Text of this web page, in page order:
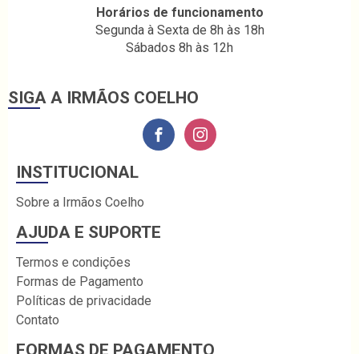
Horários de funcionamento
Segunda à Sexta de 8h às 18h
Sábados 8h às 12h
SIGA A IRMÃOS COELHO
INSTITUCIONAL
Sobre a Irmãos Coelho
AJUDA E SUPORTE
Termos e condições
Formas de Pagamento
Políticas de privacidade
Contato
FORMAS DE PAGAMENTO